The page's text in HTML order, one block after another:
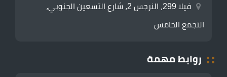
فيلا 299، النرجس 2، شارع التسعين الجنوبي،
التجمع الخامس
روابط مهمة